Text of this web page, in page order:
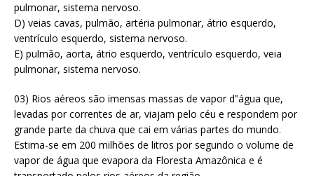
pulmonar, sistema nervoso.
D) veias cavas, pulmão, artéria pulmonar, átrio esquerdo,
ventrículo esquerdo, sistema nervoso.
E) pulmão, aorta, átrio esquerdo, ventrículo esquerdo, veia
pulmonar, sistema nervoso.
03) Rios aéreos são imensas massas de vapor d‟água que,
levadas por correntes de ar, viajam pelo céu e respondem por
grande parte da chuva que cai em várias partes do mundo.
Estima-se em 200 milhões de litros por segundo o volume de
vapor de água que evapora da Floresta Amazônica e é